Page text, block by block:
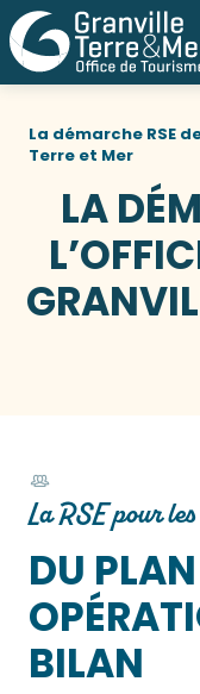
La démarche RSE
Terre et Mer
LA
La RSE pour
DU
BILAN